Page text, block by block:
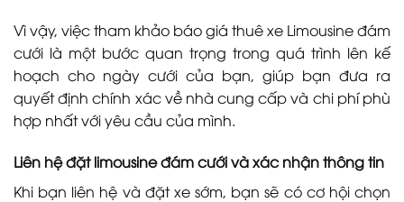
Vì vậy, việc tham khảo báo giá thuê xe Limousine đám
cưới là một bước quan trọng trong quá trình lên kế
hoạch cho ngày cưới của bạn, giúp bạn đưa ra
quyết định chính xác về nhà cung cấp và chi phí phù
hợp nhất với yêu cầu của mình.
Liên hệ đặt limousine đám cưới và xác nhận thông tin
Khi bạn liên hệ và đặt xe sớm, bạn sẽ có cơ hội chọn